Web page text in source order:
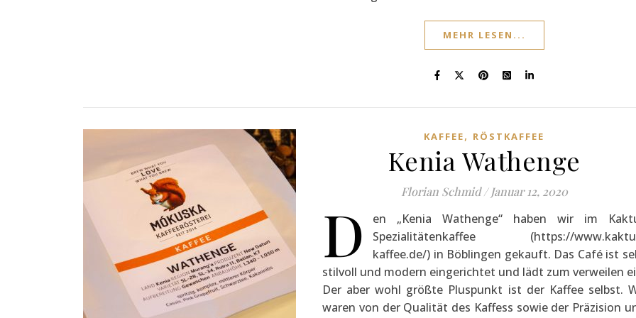
MEHR LESEN...
KAFFEE, RÖSTKAFFEE
Kenia Wathenge
Florian Schmid / Januar 12, 2020
D
en „Kenia Wathenge“ haben wir im
Spezialitätenkaffee (https://
kaffee.de/) in Böblingen gekauft. Das Café ist
stilvoll und modern eingerichtet und lädt zum verweilen
Der aber wohl größte Pluspunkt ist der Kaffee selbst.
waren von der Qualität des Kaffess sowie der Präzision